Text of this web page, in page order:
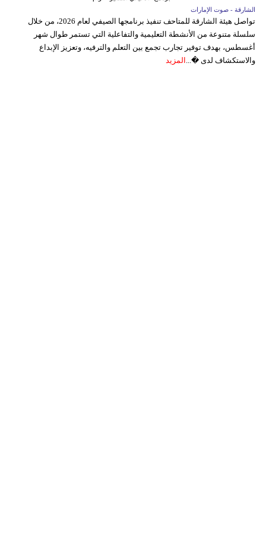
الشارقة - صوت الإمارات
تواصل هيئة الشارقة للمتاحف تنفيذ برنامجها الصيفي لعام 2026، من خلال
سلسلة متنوعة من الأنشطة التعليمية والتفاعلية التي تستمر طوال شهر
أغسطس، بهدف توفير تجارب تجمع بين التعلم والترفيه، وتعزيز الإبداع
والاستكشاف لدى �... المزيد